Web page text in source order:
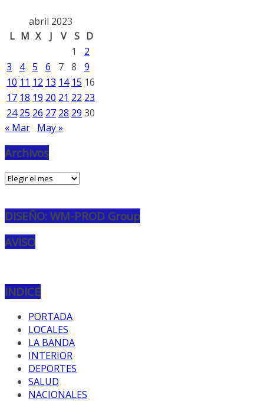
abril 2023
L M X J V S D
1
2
3
4 5 6 7 8
9
10 11 12 13 14 15 16
17 18 19 20 21 22 23
24 25 26 27 28 29 30
« Mar May »
Archivos
Archivos
DISEÑO: WM-PROD Group
AVISO
INDICE
PORTADA
LOCALES
LA BANDA
INTERIOR
DEPORTES
SALUD
NACIONALES